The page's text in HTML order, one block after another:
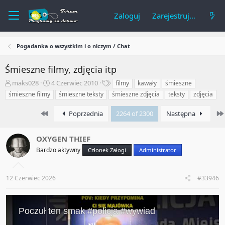
Zaloguj Zarejestruj się
Pogadanka o wszystkim i o niczym / Chat
Śmieszne filmy, zdjęcia itp
A
u
t
e
m
a
maks028
R
o
z
z
t
4 Czerwiec 2010
T
a
g
filmy kawały
śmieszne
śmieszne filmy
śmieszne teksty śmieszne zdjęcia teksty zdjęcia
First Poprzednia 2264 of 2300 Następna
OXYGEN THIEF
Bardzo aktywny Członek Załogi Administrator
12 Czerwiec 2026 #33946